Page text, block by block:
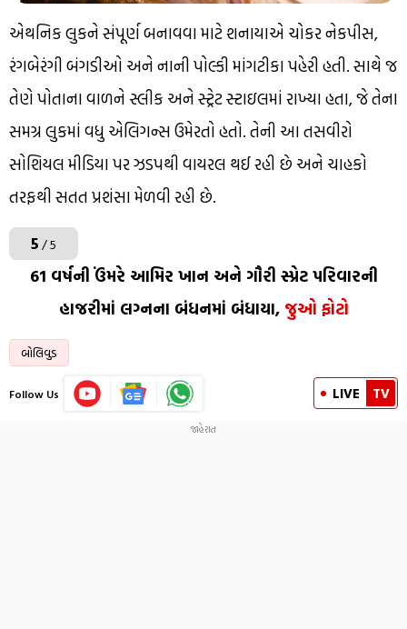
એથનિક લુકને સંપૂર્ણ બનાવવા માટે શનાયાએ ચોકર નેકપીસ,
રંગબેરંગી બંગડીઓ અને નાની પોલ્કી માંગટીકા પહેરી હતી. સાથે જ
તેણે પોતાના વાળને સ્લીક અને સ્ટ્રેટ સ્ટાઇલમાં રાખ્યા હતા, જે તેના
સમગ્ર લુકમાં વધુ એલિગન્સ ઉમેરતો હતો. તેની આ તસવીરો
સોશિયલ મીડિયા પર ઝડપથી વાયરલ થઈ રહી છે અને ચાહકો
તરફથી સતત પ્રશંસા મેળવી રહી છે.
5/ 5
61 વર્ષની ઉંમરે આમિર ખાન અને ગૌરી સ્પ્રેટ પરિવારની
હાજરીમાં લગ્નના બંધનમાં બંધાયા, જુઓ ફોટો
બોલિવુડ
Follow Us LIVE TV